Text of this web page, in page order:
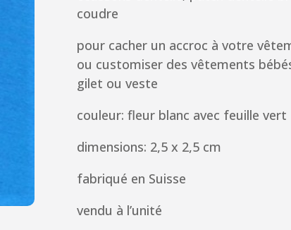
coudre
pour cacher un accroc à votre
ou customiser des vêtements
gilet ou veste
couleur: fleur blanc avec feuille vert
dimensions: 2,5 x 2,5 cm
fabriqué en Suisse
vendu à l’unité